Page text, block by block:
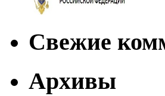
Свежие
Архивы